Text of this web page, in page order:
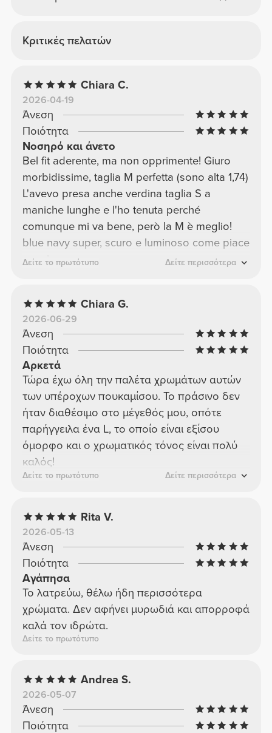
Κριτικές πελατών
Chiara C.
2026-04-19
Άνεση
Ποιότητα
Νοσηρό και άνετο
Bel fit aderente, ma non opprimente! Giuro
morbidissime, taglia M perfetta (sono alta 1,74)
L'avevo presa anche verdina taglia S a
maniche lunghe e l'ho tenuta perché
comunque mi va bene, però la M è meglio!
blue navy super, scuro e luminoso come piace
a me!
Δείτε το πρωτότυπο Δείτε περισσότερα
Chiara G.
2026-06-29
Άνεση
Ποιότητα
Αρκετά
Τώρα έχω όλη την παλέτα χρωμάτων αυτών
των υπέροχων πουκαμίσου. Το πράσινο δεν
ήταν διαθέσιμο στο μέγεθός μου, οπότε
παρήγγειλα ένα L, το οποίο είναι εξίσου
όμορφο και ο χρωματικός τόνος είναι πολύ
καλός!
Δείτε το πρωτότυπο Δείτε περισσότερα
Rita V.
2026-05-13
Άνεση
Ποιότητα
Αγάπησα
Το λατρεύω, θέλω ήδη περισσότερα
χρώματα. Δεν αφήνει μυρωδιά και απορροφά
καλά τον ιδρώτα.
Δείτε το πρωτότυπο
Andrea S.
2026-05-07
Άνεση
Ποιότητα